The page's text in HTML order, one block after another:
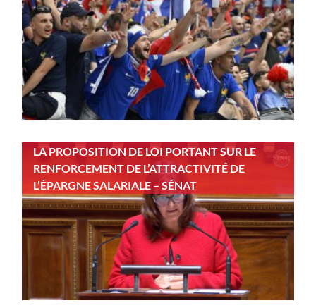
LA PROPOSITION DE LOI PORTANT SUR LE
RENFORCEMENT DE L’ATTRACTIVITÉ DE
L’ÉPARGNE SALARIALE – SÉNAT